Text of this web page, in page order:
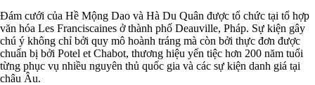
Đám cưới của Hề Mộng Dao và Hà Du Quân được tổ chức tại tổ hợp
văn hóa Les Franciscaines ở thành phố Deauville, Pháp. Sự kiện gây
chú ý không chỉ bởi quy mô hoành tráng mà còn bởi thực đơn được
chuẩn bị bởi Potel et Chabot, thương hiệu yến tiệc hơn 200 năm tuổi
từng phục vụ nhiều nguyên thủ quốc gia và các sự kiện danh giá tại
châu Âu.